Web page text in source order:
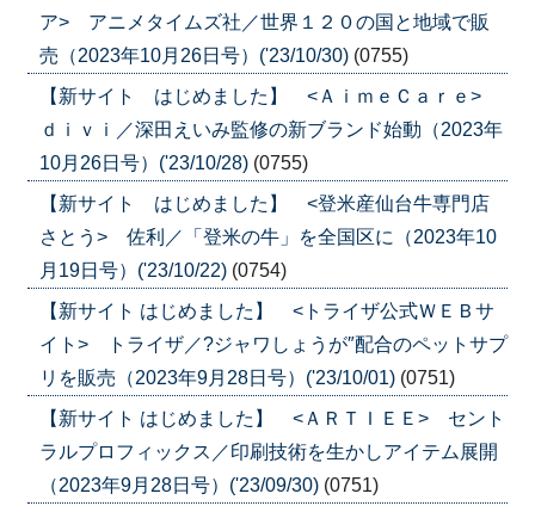
ア> アニメタイムズ社／世界１２０の国と地域で販
売（2023年10月26日号）('23/10/30) (0755)
【新サイト はじめました】 <ＡｉｍｅＣａｒｅ>
ｄｉｖｉ／深田えいみ監修の新ブランド始動（2023年
10月26日号）('23/10/28) (0755)
【新サイト はじめました】 <登米産仙台牛専門店
さとう> 佐利／「登米の牛」を全国区に（2023年10
月19日号）('23/10/22) (0754)
【新サイト はじめました】 <トライザ公式ＷＥＢサ
イト> トライザ／?ジャワしょうが″配合のペットサプ
リを販売（2023年9月28日号）('23/10/01) (0751)
【新サイト はじめました】 <ＡＲＴＩＥＥ> セント
ラルプロフィックス／印刷技術を生かしアイテム展開
（2023年9月28日号）('23/09/30) (0751)